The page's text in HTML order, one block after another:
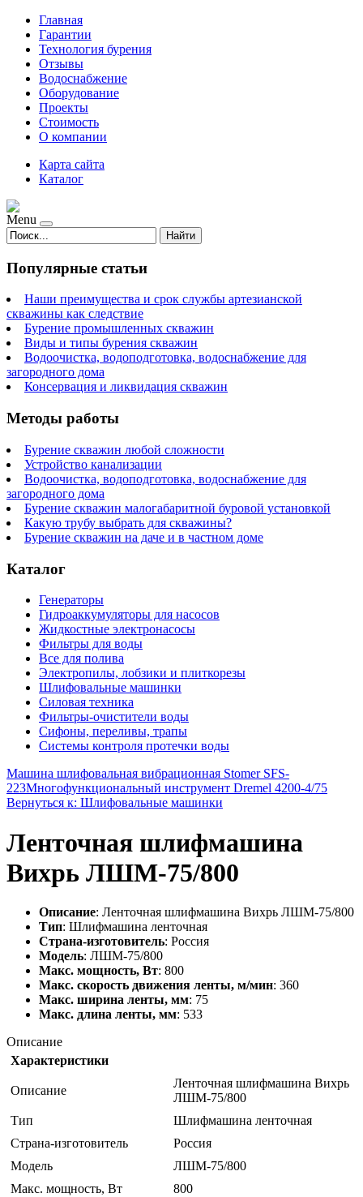
Главная
Гарантии
Технология бурения
Отзывы
Водоснабжение
Оборудование
Проекты
Стоимость
О компании
Карта сайта
Каталог
Menu
Найти
Популярные статьи
Наши преимущества и срок службы артезианской
скважины как следствие
Бурение промышленных скважин
Виды и типы бурения скважин
Водоочистка, водоподготовка, водоснабжение для
загородного дома
Консервация и ликвидация скважин
Методы работы
Бурение скважин любой сложности
Устройство канализации
Водоочистка, водоподготовка, водоснабжение для
загородного дома
Бурение скважин малогабаритной буровой установкой
Какую трубу выбрать для скважины?
Бурение скважин на даче и в частном доме
Каталог
Генераторы
Гидроаккумуляторы для насосов
Жидкостные электронасосы
Фильтры для воды
Все для полива
Электропилы, лобзики и плиткорезы
Шлифовальные машинки
Силовая техника
Фильтры-очистители воды
Сифоны, переливы, трапы
Системы контроля протечки воды
Машина шлифовальная вибрационная Stomer SFS-
223Многофункциональный инструмент Dremel 4200-4/75
Вернуться к: Шлифовальные машинки
Ленточная шлифмашина
Вихрь ЛШМ-75/800
Описание: Ленточная шлифмашина Вихрь ЛШМ-75/800
Тип: Шлифмашина ленточная
Страна-изготовитель: Россия
Модель: ЛШМ-75/800
Макс. мощность, Вт: 800
Макс. скорость движения ленты, м/мин: 360
Макс. ширина ленты, мм: 75
Макс. длина ленты, мм: 533
Описание
Характеристики
Описание
Ленточная шлифмашина Вихрь
ЛШМ-75/800
Тип
Шлифмашина ленточная
Страна-изготовитель
Россия
Модель
ЛШМ-75/800
Макс. мощность, Вт
800